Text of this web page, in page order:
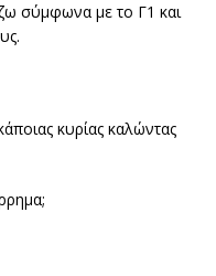
σύμφωνα με το Γ1 και
κυρίας καλώντας